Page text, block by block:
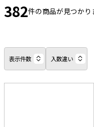
382件の商品が見つかり
表示件数 入数違い